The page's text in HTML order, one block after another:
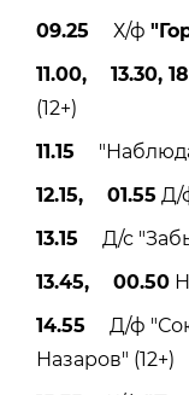
09.25 Х/ф
11.00, 13.30,
(12+)
11.15
12.15, 01.55 Д/
13.15 Д/с
13.45, 00.50
14.55 Д/ф
Назаров" (12+)